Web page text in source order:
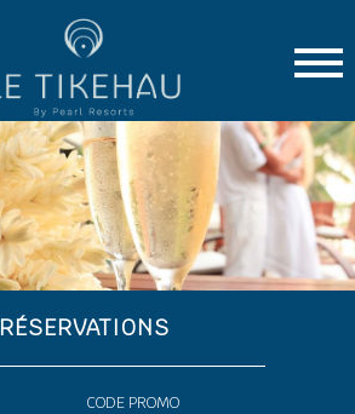
RÉSERVATIONS
CODE PROMO